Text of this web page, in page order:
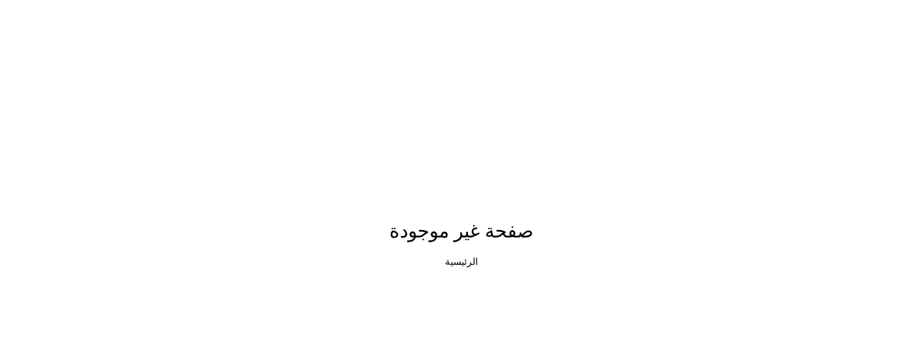
صفحة غير موجودة
الرئيسية